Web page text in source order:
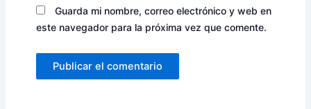
Guarda mi nombre, correo electrónico y web en
este navegador para la próxima vez que comente.